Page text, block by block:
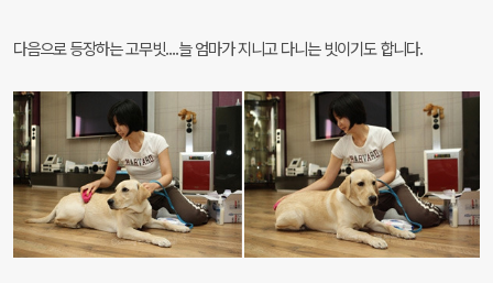
다음으로 등장하는 고무빗....늘 엄마가 지니고 다니는 빗이기도 합니다.